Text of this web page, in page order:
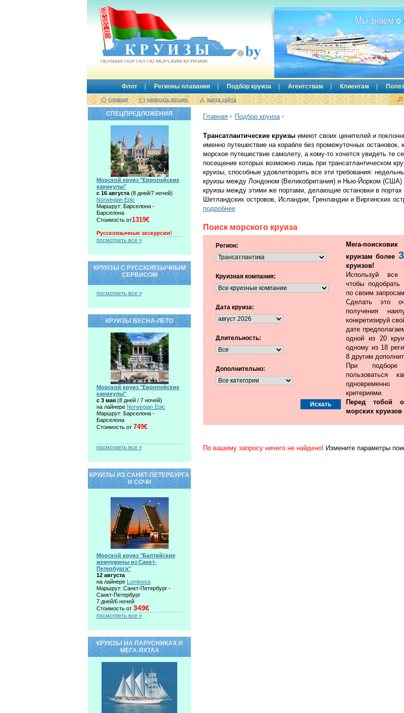
Круизы.by
ПЕРВЫЙ ПОРТАЛ ПО МОРСКИМ КРУИЗАМ
Флот Регионы плавания Подбор круиза Агентствам Клиентам
главная написать письмо карта сайта
Главная Подбор круиза
Трансатлантические круизы имеют своих ценителей и
именно путешествие на корабле без промежуточных остановок,
морское путешествие самолету, а кому-то хочется увидеть те
посещение которых возможно лишь при трансатлантическом
круизы, способные удовлетворить все эти требования:
круизы между Лондоном (Великобритания) и Нью-Йорком (США)
круизы между этими же портами, делающие остановки в портах
Шетландских островов, Исландии, Гренландии и Виргинских
подробнее
Поиск морского круиза
Регион:
Круизная компания:
Дата круиза:
Длительность:
Дополнительно:
Мега-
круизам более
круизов!
Используй все
чтобы подобрать
по своим
Сделать это
получения
конкретизируй
дате
одной из 20
одному из 18
8 другим
При
пользоваться
критериями.
Перед тобой
морских
По вашему запросу ничего не найдено! Измените параметры
СПЕЦПРЕДЛОЖЕНИЯ
Морской круиз "Европейские
каникулы"
с 16 августа (8 дней/7 ночей)
Norwegian Epic
Маршрут: Барселона -
Барселона
Стоимость от1319€
Русскоязычные экскурсии!
посмотреть все »
КРУИЗЫ С РУССКОЯЗЫЧНЫМ
СЕРВИСОМ
посмотреть все »
КРУИЗЫ ВЕСНА-ЛЕТО
Морской круиз "Европейские
каникулы"
c 3 мая (8 дней / 7 ночей)
на лайнере Norwegian Epic
Маршрут: Барселона -
Барселона
Стоимость от 749€
посмотреть все »
КРУИЗЫ ИЗ САНКТ-ПЕТЕРБУРГА
И СОЧИ
Морской круиз "Балтийские
жемчужины из Санкт-
Петербурга"
12 августа
на лайнере Luminosa
Маршрут: Санкт-Петербург -
Санкт-Петербург
7 дней/6 ночей
Стоимость от 349€
посмотреть все »
КРУИЗЫ НА ПАРУСНИКАХ И
МЕГА-ЯХТАХ